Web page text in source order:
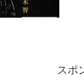
スポ